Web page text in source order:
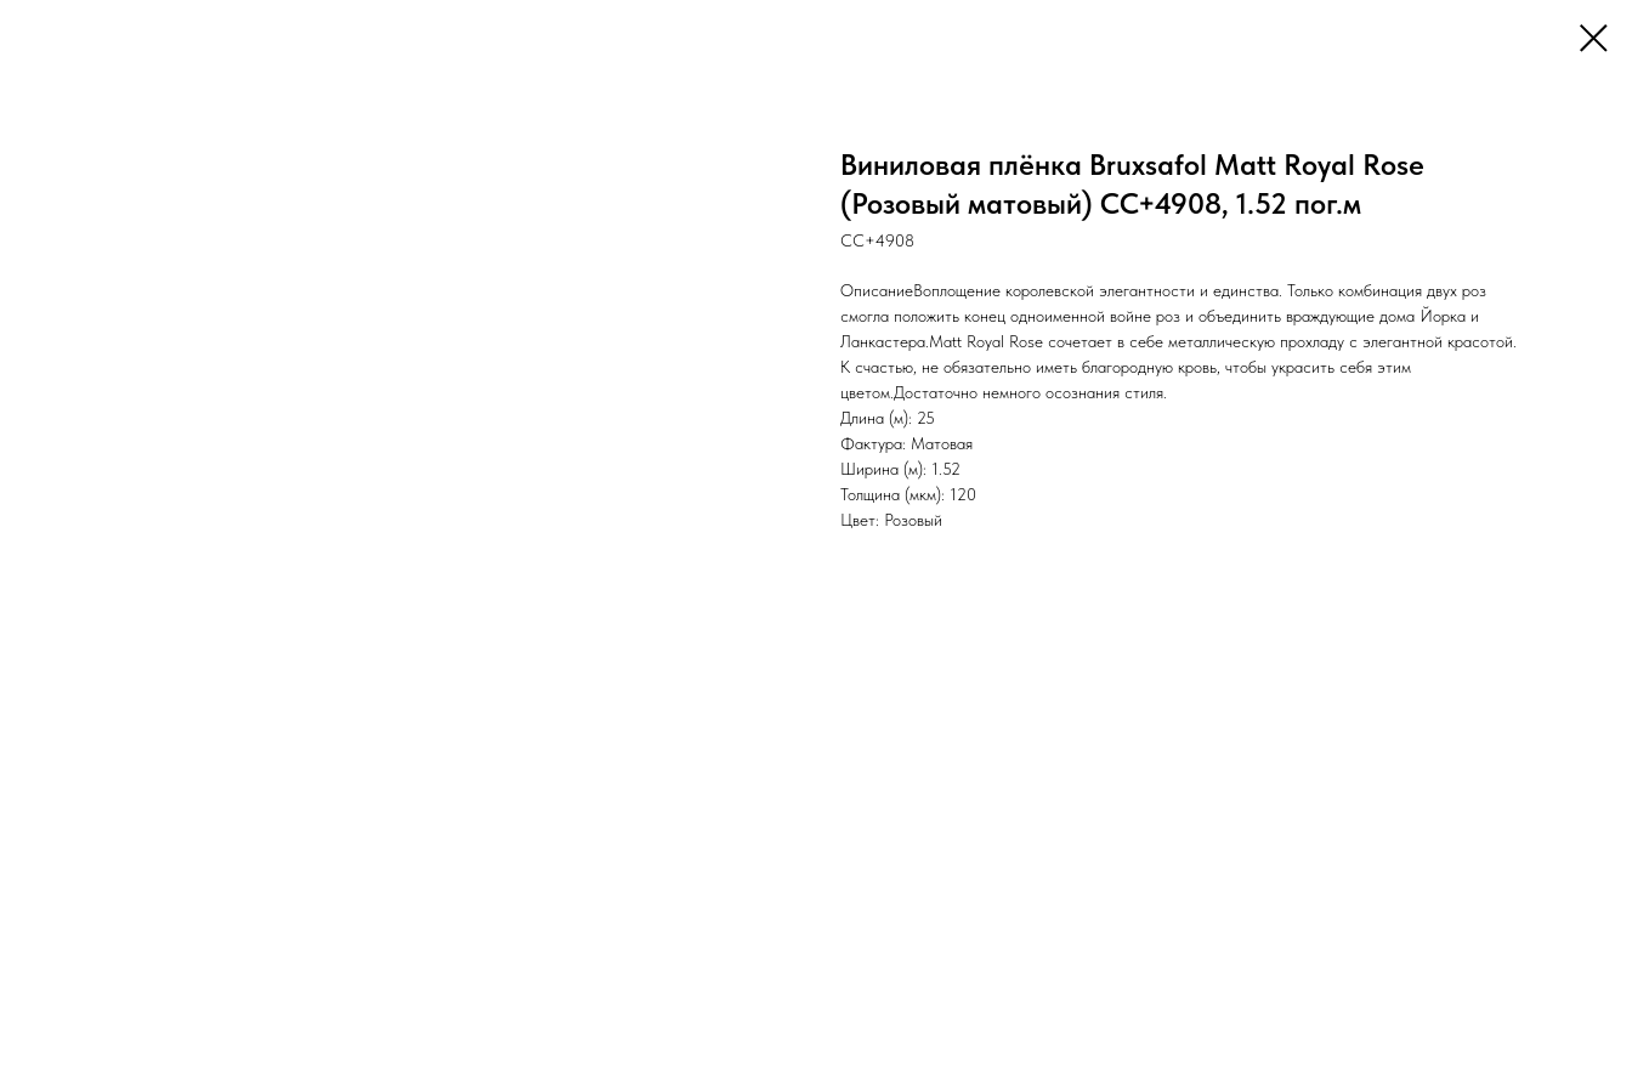
Виниловая плёнка Bruxsafol Matt Royal Rose
(Розовый матовый) CC+4908, 1.52 пог.м
CC+4908
ОписаниеВоплощение королевской элегантности и единства. Только комбинация двух роз
смогла положить конец одноименной войне роз и объединить враждующие дома Йорка и
Ланкастера.Matt Royal Rose сочетает в себе металлическую прохладу с элегантной красотой.
К счастью, не обязательно иметь благородную кровь, чтобы украсить себя этим
цветом.Достаточно немного осознания стиля.
Длина (м): 25
Фактура: Матовая
Ширина (м): 1.52
Толщина (мкм): 120
Цвет: Розовый